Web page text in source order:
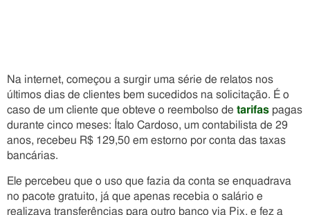
Na internet, começou a surgir uma série de relatos nos
últimos dias de clientes bem sucedidos na solicitação. É o
caso de um cliente que obteve o reembolso de tarifas pagas
durante cinco meses: Ítalo Cardoso, um contabilista de 29
anos, recebeu R$ 129,50 em estorno por conta das taxas
bancárias.
Ele percebeu que o uso que fazia da conta se enquadrava
no pacote gratuito, já que apenas recebia o salário e
realizava transferências para outro banco via Pix, e fez a